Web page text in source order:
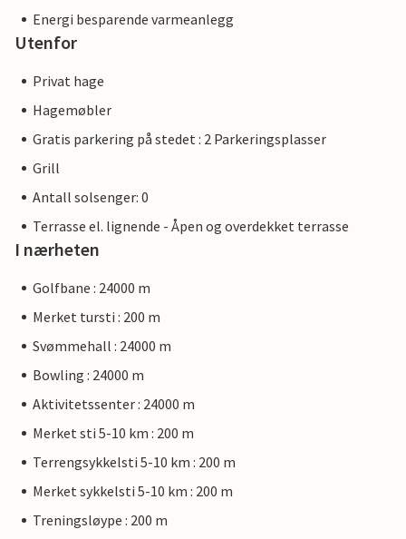
Energi besparende varmeanlegg
Utenfor
Privat hage
Hagemøbler
Gratis parkering på stedet : 2 Parkeringsplasser
Grill
Antall solsenger: 0
Terrasse el. lignende - Åpen og overdekket terrasse
I nærheten
Golfbane : 24000 m
Merket tursti : 200 m
Svømmehall : 24000 m
Bowling : 24000 m
Aktivitetssenter : 24000 m
Merket sti 5-10 km : 200 m
Terrengsykkelsti 5-10 km : 200 m
Merket sykkelsti 5-10 km : 200 m
Treningsløype : 200 m